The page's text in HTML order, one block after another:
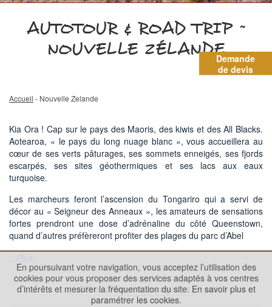
AUTOTOUR & ROAD TRIP ~
NOUVELLE ZÉLANDE
Accueil - Nouvelle Zelande
Kia Ora ! Cap sur le pays des Maoris, des kiwis et des All Blacks.
Aotearoa, « le pays du long nuage blanc », vous accueillera au
cœur de ses verts pâturages, ses sommets enneigés, ses fjords
escarpés, ses sites géothermiques et ses lacs aux eaux
turquoise.
Les marcheurs feront l’ascension du Tongariro qui a servi de
décor au « Seigneur des Anneaux », les amateurs de sensations
fortes prendront une dose d’adrénaline du côté Queenstown,
quand d’autres préfèreront profiter des plages du parc d’Abel
Filtre
Demande
de devis
En poursuivant votre navigation, vous acceptez l’utilisation des
cookies pour vous proposer des services adaptés à vos centres
d’intérêts et mesurer la fréquentation du site. En savoir plus et
paramétrer les cookies.